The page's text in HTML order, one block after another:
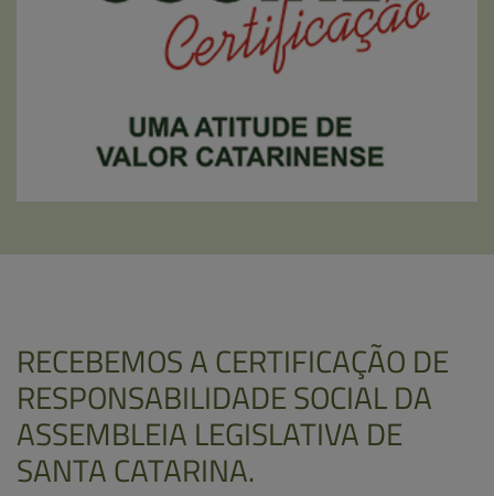
RECEBEMOS A CERTIFICAÇÃO DE
RESPONSABILIDADE SOCIAL DA
ASSEMBLEIA LEGISLATIVA DE
SANTA CATARINA.